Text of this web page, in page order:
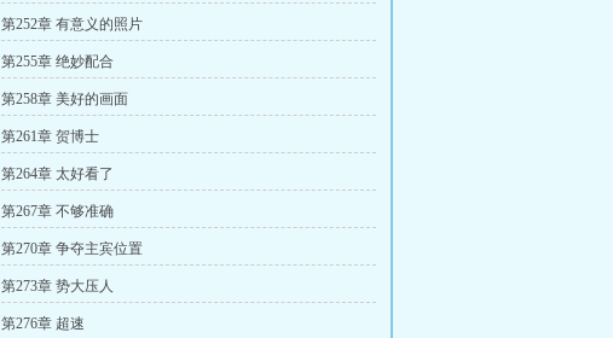
第252章 有意义的照片
第255章 绝妙配合
第258章 美好的画面
第261章 贺博士
第264章 太好看了
第267章 不够准确
第270章 争夺主宾位置
第273章 势大压人
第276章 超速